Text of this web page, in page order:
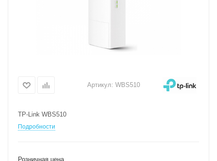
Артикул: WBS510
TP-Link WBS510
Подробности
Розничная цена